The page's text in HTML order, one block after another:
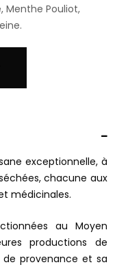
Menthe Pouliot,
exceptionnelle, à
chacune aux
médicinales.
au Moyen
productions de
de provenance et sa